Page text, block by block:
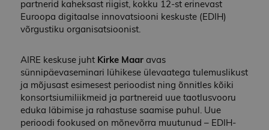
partnerid kaheksast riigist, kokku 12-st erinevast
Euroopa digitaalse innovatsiooni keskuste (EDIH)
võrgustiku organisatsioonist.
AIRE keskuse juht Kirke Maaravas
sünnipäevaseminari lühikese ülevaatega tulemuslikust
ja mõjusast esimesest perioodist ning õnnitles kõiki
konsortsiumiliikmeid ja partnereid uue taotlusvooru
eduka läbimise ja rahastuse saamise puhul. Uue
perioodi fookused on mõnevõrra muutunud – EDIH-